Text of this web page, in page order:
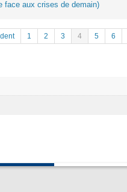
face aux crises de demain)
1 2 3 4 5 6